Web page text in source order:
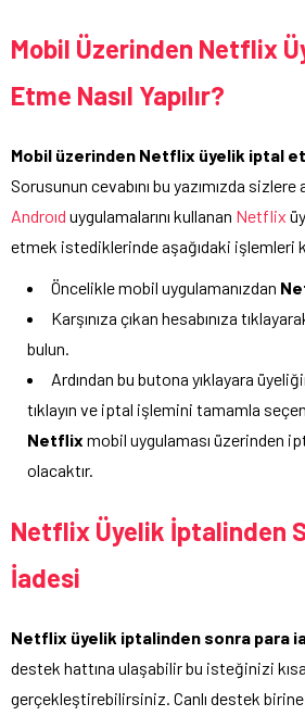
Mobil Üzerinden Netflix
Etme Nasıl Yapılır?
Mobil üzerinden Netflix üyelik iptal
Sorusunun cevabını bu yazımızda sizlere
Androıd uygulamalarını kullanan Netflix
etmek istediklerinde aşağıdaki işlemleri
Öncelikle mobil uygulamanızdan
Karşınıza çıkan hesabınıza
bulun.
Ardından bu butona yıklayara
tıklayın ve iptal işlemini tamamla
Netflix mobil uygulaması üzerinden
olacaktır.
Netflix Üyelik İptalinden
İadesi
Netflix üyelik iptalinden sonra para
destek hattına ulaşabilir bu isteğinizi
gerçekleştirebilirsiniz. Canlı destek birine